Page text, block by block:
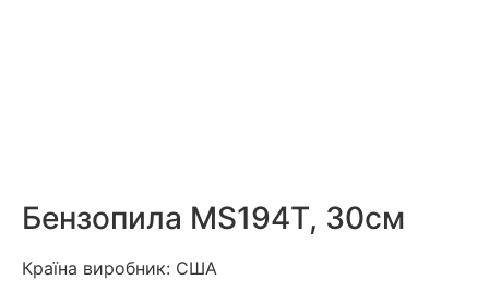
Бензопила MS194T, 30см
Країна виробник: США